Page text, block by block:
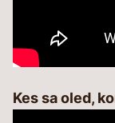
Kes sa oled,